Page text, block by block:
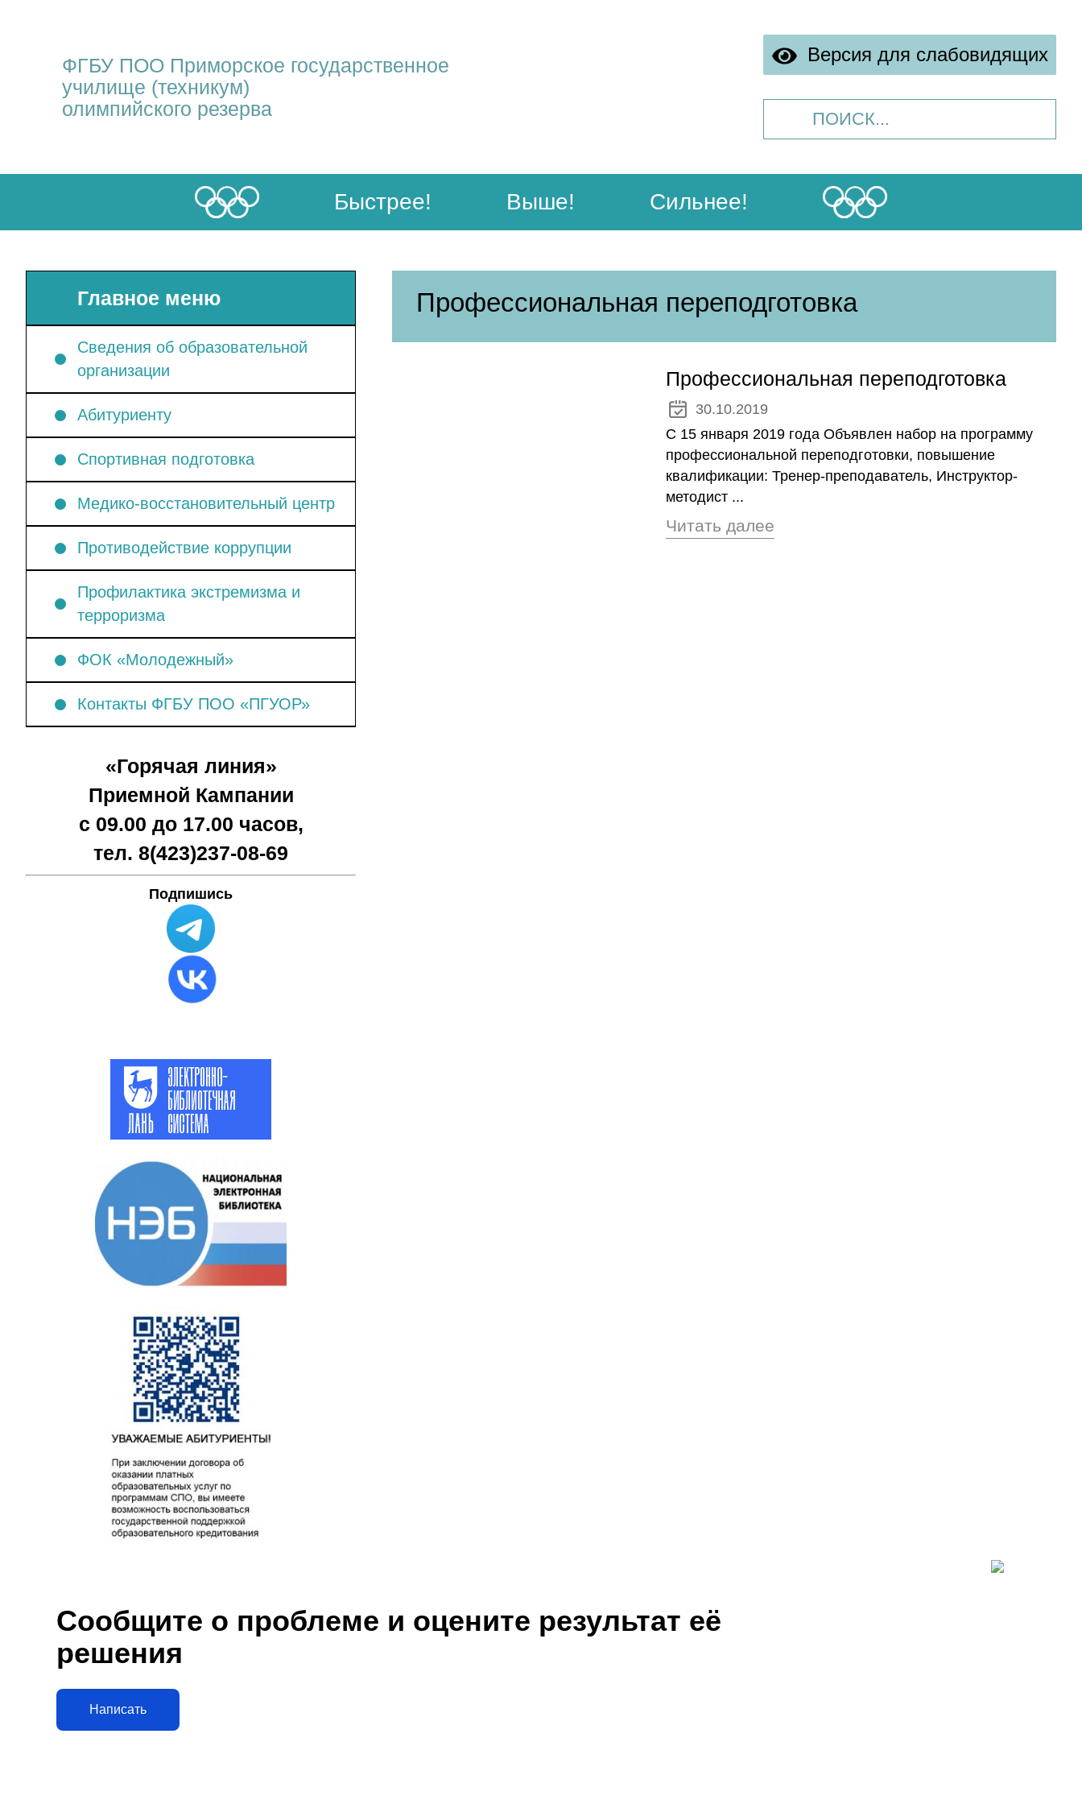
ФГБУ ПОО Приморское государственное
училище (техникум)
олимпийского резерва
Версия для слабовидящих
Быстрее! Выше! Сильнее!
Главное меню
Сведения об образовательной
организации
Абитуриенту
Спортивная подготовка
Медико-восстановительный центр
Противодействие коррупции
Профилактика экстремизма и
терроризма
ФОК «Молодежный»
Контакты ФГБУ ПОО «ПГУОР»
«Горячая линия»
Приемной Кампании
с 09.00 до 17.00 часов,
тел. 8(423)237-08-69
Подпишись
Профессиональная переподготовка
Профессиональная переподготовка
30.10.2019
С 15 января 2019 года Объявлен набор на программу
профессиональной переподготовки, повышение
квалификации: Тренер-преподаватель, Инструктор-
методист ...
Читать далее
Сообщите о проблеме и оцените результат её
решения
Написать